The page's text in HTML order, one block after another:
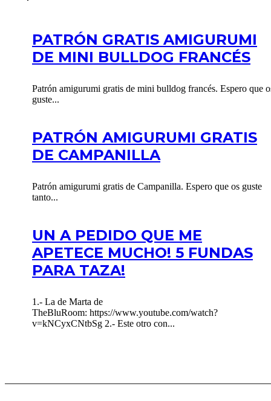
PATRÓN GRATIS AMIGURUMI
DE MINI BULLDOG FRANCÉS
Patrón amigurumi gratis de mini bulldog francés. Espero que
guste...
PATRÓN AMIGURUMI GRATIS
DE CAMPANILLA
Patrón amigurumi gratis de Campanilla. Espero que os guste
tanto...
UN A PEDIDO QUE ME
APETECE MUCHO! 5 FUNDAS
PARA TAZA!
1.- La de Marta de
TheBluRoom: https://www.youtube.com/watch?
v=kNCyxCNtbSg 2.- Este otro con...